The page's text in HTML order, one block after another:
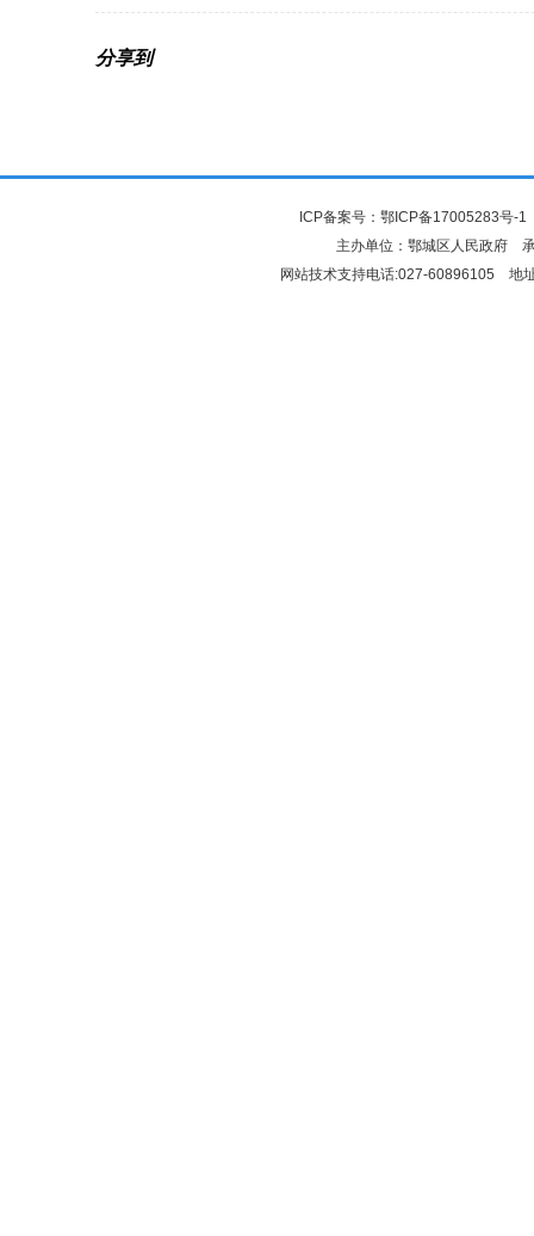
分享到
ICP备案号： 鄂ICP备17005283号-1
主办单位：鄂城区人民政府
网站技术支持电话:027-60896105 地